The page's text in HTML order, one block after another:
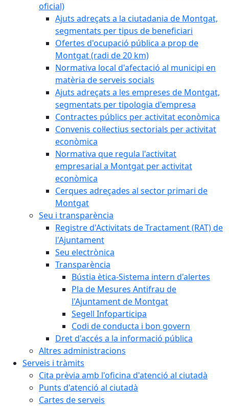
oficial)
Ajuts adreçats a la ciutadania de Montgat,
segmentats per tipus de beneficiari
Ofertes d'ocupació pública a prop de
Montgat (radi de 20 km)
Normativa local d'afectació al municipi en
matèria de serveis socials
Ajuts adreçats a les empreses de Montgat,
segmentats per tipologia d'empresa
Contractes públics per activitat econòmica
Convenis col·lectius sectorials per activitat
econòmica
Normativa que regula l'activitat
empresarial a Montgat per activitat
econòmica
Cerques adreçades al sector primari de
Montgat
Seu i transparència
Registre d'Activitats de Tractament (RAT) de
l'Ajuntament
Seu electrònica
Transparència
Bústia ètica-Sistema intern d'alertes
Pla de Mesures Antifrau de
l'Ajuntament de Montgat
Segell Infoparticipa
Codi de conducta i bon govern
Dret d'accés a la informació pública
Altres administracions
Serveis i tràmits
Cita prèvia amb l'oficina d'atenció al ciutadà
Punts d'atenció al ciutadà
Cartes de serveis